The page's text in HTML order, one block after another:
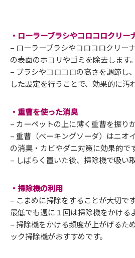
・ローラーブラシやコロコロクリー
– ローラーブラシやコロコロクリー
の表面のホコリやゴミを除去します。
– ブラシやコロコロの高さを調節し
した設定を行うことで、効果的に汚
・重曹を使った消臭
– カーペットの上に薄く重曹を振りか
– 重曹（ベーキングソーダ）はニオ
の消臭・カビやダニ対策に効果的です
– しばらく置いた後、掃除機で吸い取
・掃除機の利用
– こまめに掃除をすることが大切で
最低でも週に１回は掃除機をかける
– 掃除機をかける頻度が上がげるた
ック掃除機がおすすめです。